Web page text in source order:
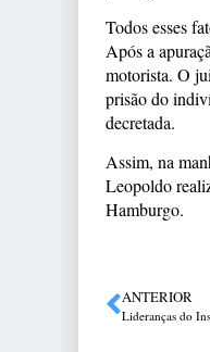
Todos esses
Após a
motorista. O
prisão do
decretada.
Assim, na
Leopoldo
Hamburgo.
ANTERIOR